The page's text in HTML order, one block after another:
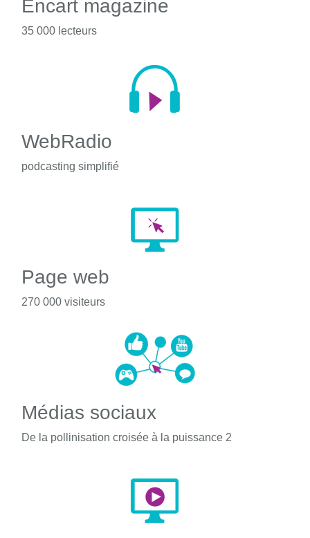
Encart magazine
35 000 lecteurs
WebRadio
podcasting simplifié
Page web
270 000 visiteurs
Médias sociaux
De la pollinisation croisée à la puissance 2